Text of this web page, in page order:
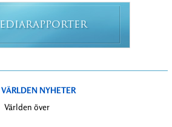
EDIARAPPORTER
VÄRLDEN NYHETER
Världen över